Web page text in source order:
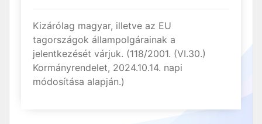
Kizárólag magyar, illetve az EU
tagországok állampolgárainak a
jelentkezését várjuk. (118/2001. (VI.30.)
Kormányrendelet, 2024.10.14. napi
módosítása alapján.)